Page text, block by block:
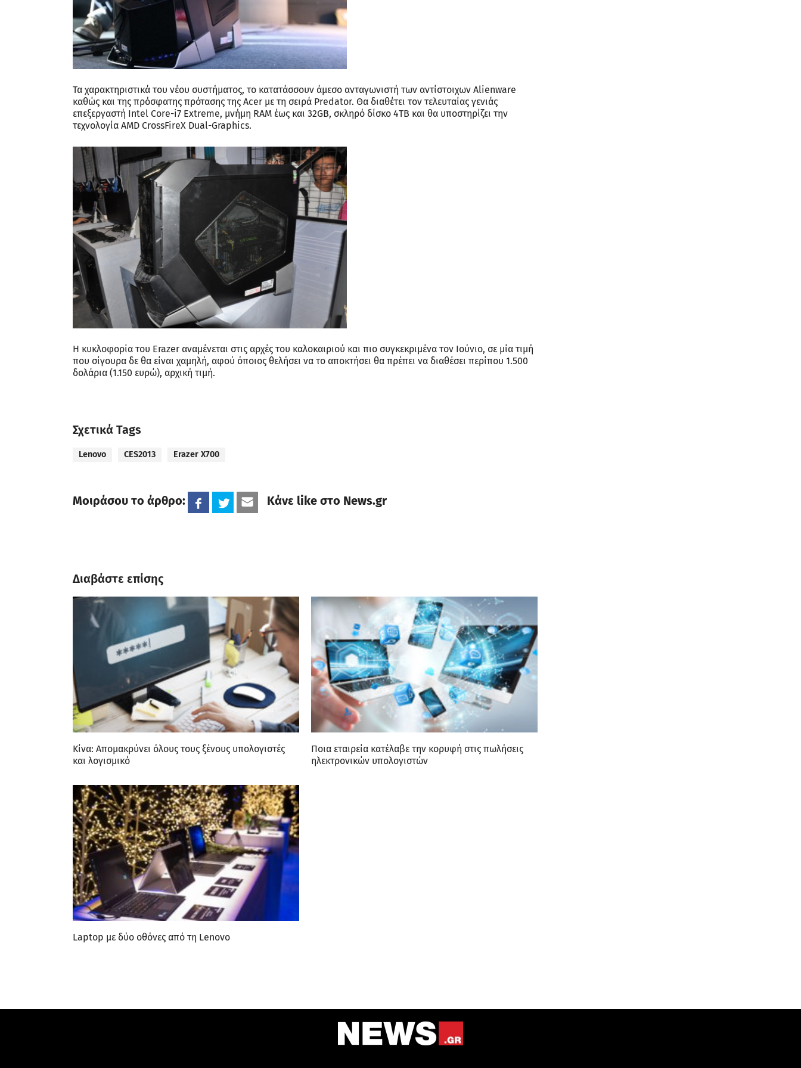
Τα χαρακτηριστικά του νέου συστήματος, το κατατάσσουν άμεσο ανταγωνιστή των αντίστοιχων Alienware
καθώς και της πρόσφατης πρότασης της Acer με τη σειρά Predator. Θα διαθέτει τον τελευταίας γενιάς
επεξεργαστή Intel Core-i7 Extreme, μνήμη RAM έως και 32GB, σκληρό δίσκο 4TB και θα υποστηρίζει την
τεχνολογία AMD CrossFireX Dual-Graphics.
Η κυκλοφορία του Erazer αναμένεται στις αρχές του καλοκαιριού και πιο συγκεκριμένα τον Ιούνιο, σε μία τιμή
που σίγουρα δε θα είναι χαμηλή, αφού όποιος θελήσει να το αποκτήσει θα πρέπει να διαθέσει περίπου 1.500
δολάρια (1.150 ευρώ), αρχική τιμή.
Σχετικά Tags
Lenovo CES2013 Erazer X700
Μοιράσου το άρθρο: Κάνε like στο News.gr
Διαβάστε επίσης
Κίνα: Απομακρύνει όλους τους ξένους υπολογιστές
και λογισμικό
Ποια εταιρεία κατέλαβε την κορυφή στις πωλήσεις
ηλεκτρονικών υπολογιστών
Laptop με δύο οθόνες από τη Lenovo